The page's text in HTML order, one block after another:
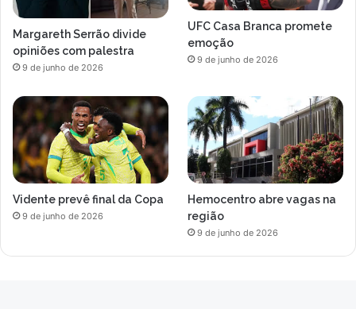
Margareth Serrão divide
opiniões com palestra
9 de junho de 2026
UFC Casa Branca promete
emoção
9 de junho de 2026
Vidente prevê final da Copa
9 de junho de 2026
Hemocentro abre vagas na
região
9 de junho de 2026